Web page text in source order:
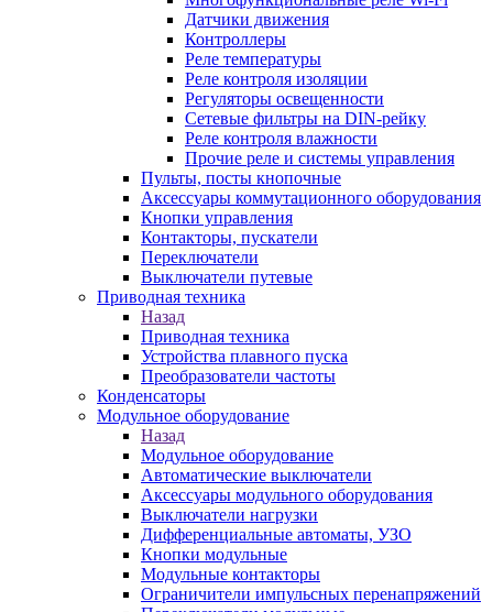
Датчики движения
Контроллеры
Реле температуры
Реле контроля изоляции
Регуляторы освещенности
Сетевые фильтры на DIN-рейку
Реле контроля влажности
Прочие реле и системы управления
Пульты, посты кнопочные
Аксессуары коммутационного оборудования
Кнопки управления
Контакторы, пускатели
Переключатели
Выключатели путевые
Приводная техника
Назад
Приводная техника
Устройства плавного пуска
Преобразователи частоты
Конденсаторы
Модульное оборудование
Назад
Модульное оборудование
Автоматические выключатели
Аксессуары модульного оборудования
Выключатели нагрузки
Дифференциальные автоматы, УЗО
Кнопки модульные
Модульные контакторы
Ограничители импульсных перенапряжений